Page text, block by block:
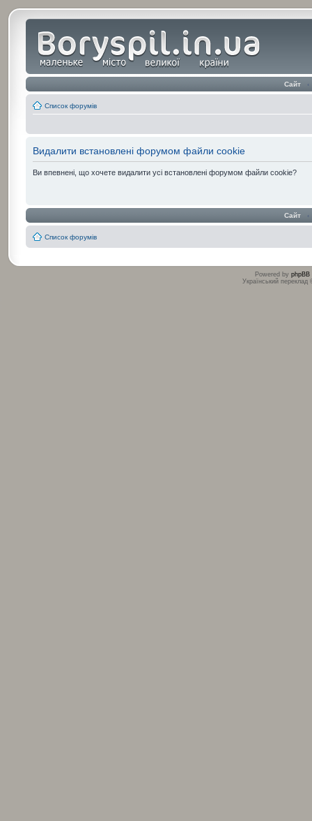
Сайт ‹
Список форумів
Видалити встановлені форумом файли cookie
Ви впевнені, що хочете видалити усі встановлені форумом файли cookie?
Сайт ‹
Список форумів
Powered by phpBB
Український